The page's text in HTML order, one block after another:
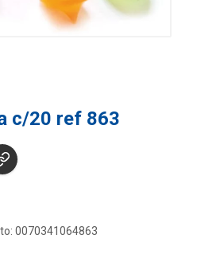
c/20 ref 863
0070341064863